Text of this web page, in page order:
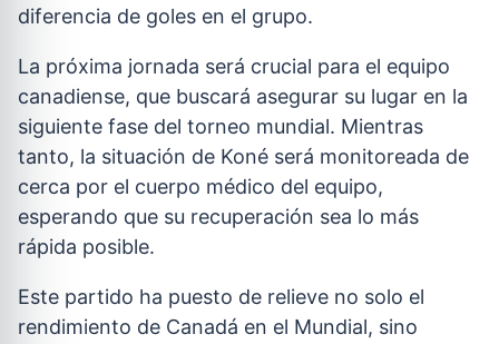
diferencia de goles en el grupo.
La próxima jornada será crucial para el equipo
canadiense, que buscará asegurar su lugar en la
siguiente fase del torneo mundial. Mientras
tanto, la situación de Koné será monitoreada de
cerca por el cuerpo médico del equipo,
esperando que su recuperación sea lo más
rápida posible.
Este partido ha puesto de relieve no solo el
rendimiento de Canadá en el Mundial, sino